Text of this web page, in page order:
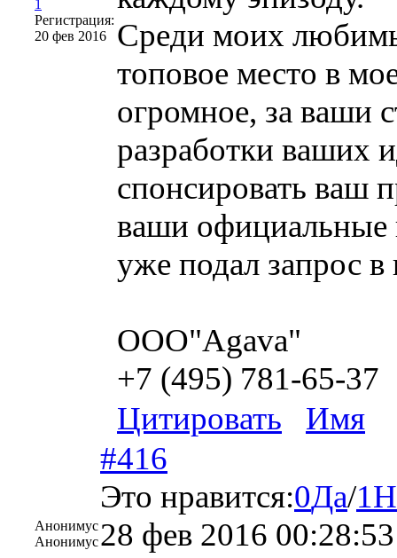
1
Регистрация:
20 фев 2016
Среди моих
топовое место в
огромное, за ваши
разработки ваших
спонсировать ваш
ваши официальные
уже подал запрос
ООО"Agava"
+7 (495) 781-65-37
Цитировать
Имя
Анонимус
Анонимус
#416
Это нравится:0Да/1
28 фев 2016 00:28:53